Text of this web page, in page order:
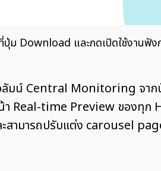
ปุ่ม Download และกดเปิดใช้งาน
ลัมน์ Central Monitoring จ
Real-time Preview ของทุก
สามารถปรับแต่ง carousel